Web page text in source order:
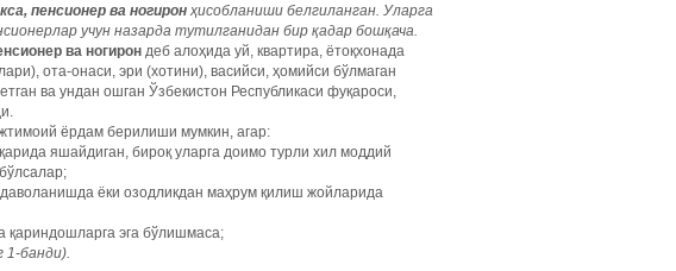
пенсионер ва ногиронҳисобланиши белгиланган. Уларга
учун назарда тутилганидан бир қадар бошқача.
ва ногирон деб алоҳида уй, квартира, ётоқхонада
ота-онаси, эри (хотини), васийси, ҳомийси бўлмаган
ва ундан ошган Ўзбекистон Республикаси фуқароси,
ёрдам берилиши мумкин, агар:
яшайдиган, бироқ уларга доимо турли хил моддий
ёки озодликдан маҳрум қилиш жойларида
қариндошларга эга бўлишмаса;
1-банди).